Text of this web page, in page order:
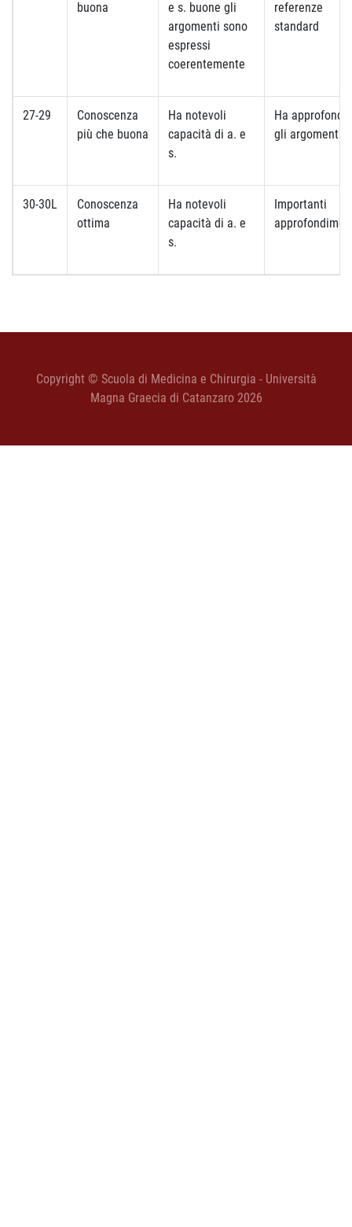
buona
e s. buone gli
argomenti sono
espressi
coerentemente
referenze
standard
27-29
Conoscenza
più che buona
Ha notevoli
capacità di a. e
s.
Ha
gli argomenti
30-30L
Conoscenza
ottima
Ha notevoli
capacità di a. e
s.
Importanti
Copyright © Scuola di Medicina e Chirurgia - Università
Magna Graecia di Catanzaro 2026